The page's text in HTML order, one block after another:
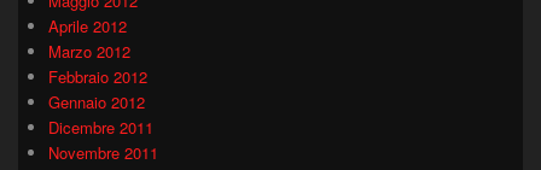
Aprile 2012
Marzo 2012
Febbraio 2012
Gennaio 2012
Dicembre 2011
Novembre 2011